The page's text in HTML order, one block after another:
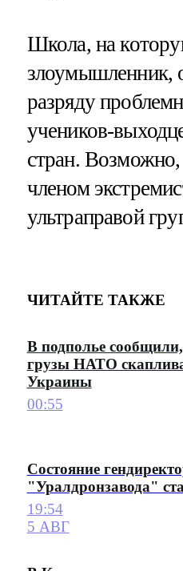
Школа, на
злоумышленник,
разряду
учеников-
стран.
членом
ультраправой
ЧИТАЙТЕ ТАКЖЕ
В подполье
грузы НАТО
Украины
00:55
Состояние
"Уралдронзавода"
19:54
5 АВГ